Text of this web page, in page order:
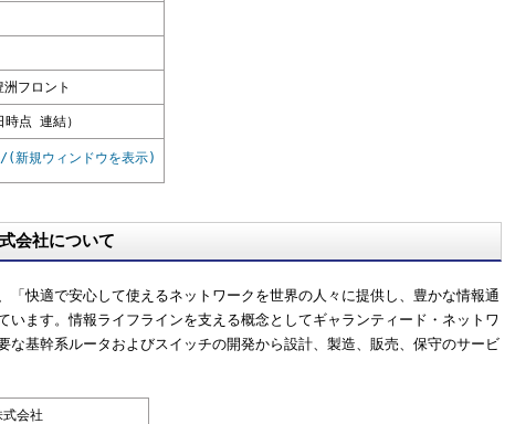
フロント
点 連結）
規ウィンドウを表示)
会社について
「快適で安心して使えるネットワークを世界の人々に提供し、豊かな情報通
います。情報ライフラインを支える概念としてギャランティード・ネットワ
な基幹系ルータおよびスイッチの開発から設計、製造、販売、保守のサービ
会社